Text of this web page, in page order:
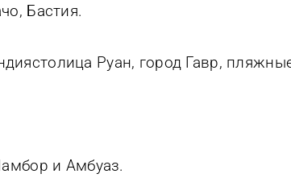
Бастия.
Руан, город Гавр,
и Амбуаз.